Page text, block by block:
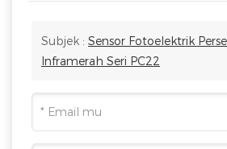
Subjek : Sensor Fotoelektrik
Inframerah Seri PC22